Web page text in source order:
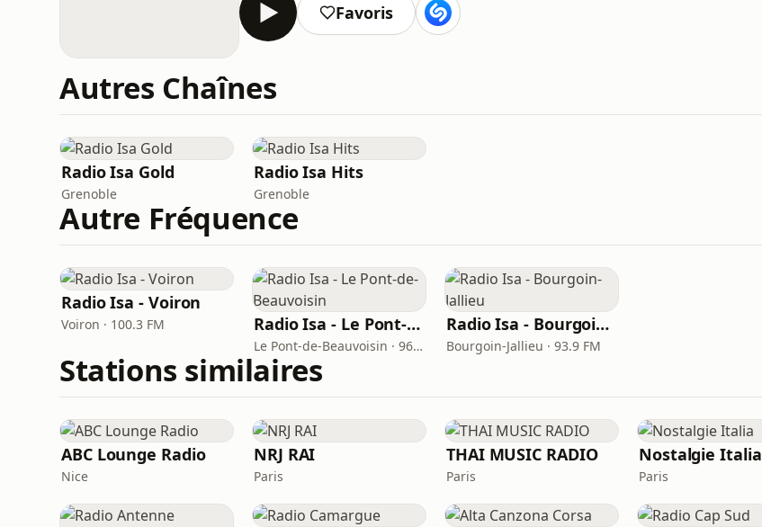
Favoris
Autres Chaînes
Radio Isa Gold
Grenoble
Radio Isa Hits
Grenoble
Autre Fréquence
Radio Isa - Voiron
Voiron · 100.3 FM Radio Isa - Le Pont-de-Beauvoisin
Le Pont-de-Beauvoisin · 96.4 FM
Radio Isa - Bourgoin-Jallieu
Bourgoin-Jallieu · 93.9 FM
Stations similaires
ABC Lounge Radio
Nice
NRJ RAI
Paris
THAI MUSIC RADIO
Paris
Nostalgie Italia
Paris